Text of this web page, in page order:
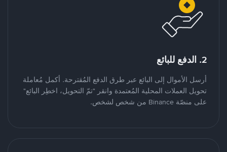
2. الدفع للبائع
أرسل الأموال إلى البائع عبر طرق الدفع المُقترحة. أكمل مُعاملة
تحويل العملات المحلية المُعتمدة وانقر "تمّ التحويل، اخطِر البائع"
على منصّة Binance من شخص لشخص.